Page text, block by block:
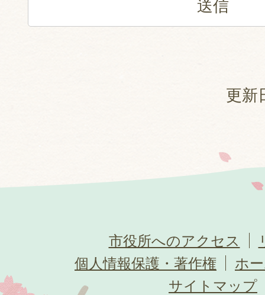
更新
市役所へのアクセス
個人情報保護・著作権
ホ
サイトマップ